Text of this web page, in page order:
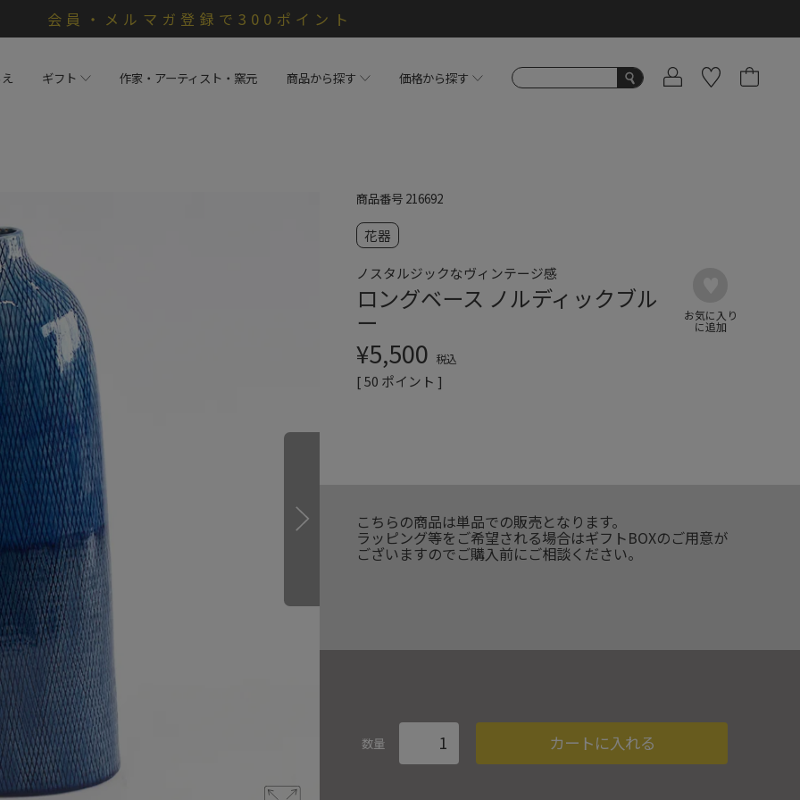
会員・メルマガ登録で300ポイント
ギフト 作家・アーティスト・窯元 商品から探す 価格から探す
商品番号 216692
花器
ノスタルジックなヴィンテージ感
ロングベース ノルディックブル
ー
¥5,500 税込
[50 ポイント ]
こちらの商品は単品での販売となります。
ラッピング等をご希望される場合はギフトBOXのご用意が
ございますのでご購入前にご相談ください。
数量 カートに入れる